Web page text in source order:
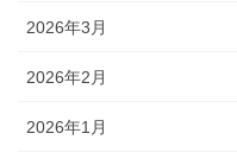
2026年3月
2026年2月
2026年1月